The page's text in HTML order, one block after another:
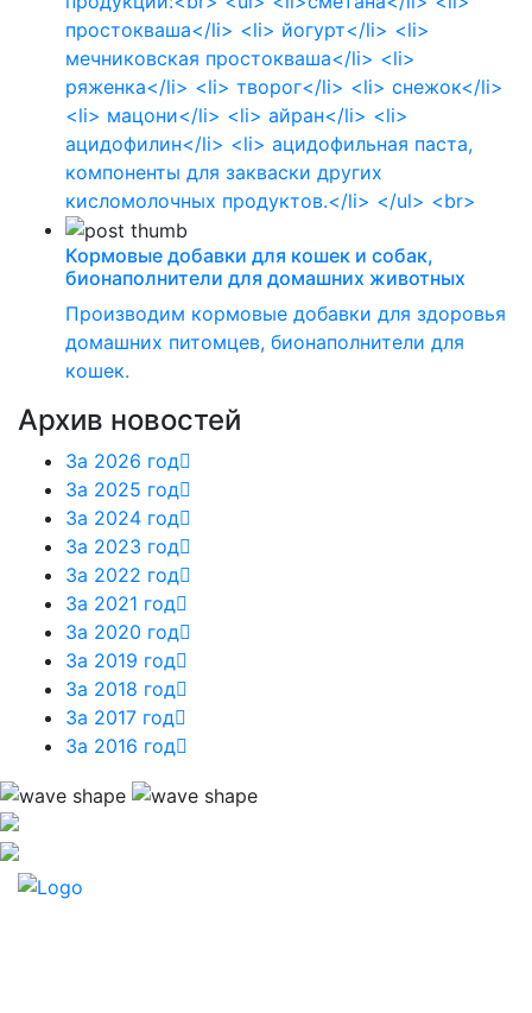
простокваша</li> <li> йогурт</li> <li>
мечниковская простокваша</li> <li>
ряженка</li> <li> творог</li> <li> снежок</li>
<li> мацони</li> <li> айран</li> <li>
ацидофилин</li> <li> ацидофильная паста,
компоненты для закваски других
кисломолочных продуктов.</li> </ul> <br>
Кормовые добавки для кошек и собак,
бионаполнители для домашних животных
Производим кормовые добавки для здоровья
домашних питомцев, бионаполнители для
кошек.
Архив новостей
За 2026 год
За 2025 год
За 2024 год
За 2023 год
За 2022 год
За 2021 год
За 2020 год
За 2019 год
За 2018 год
За 2017 год
За 2016 год